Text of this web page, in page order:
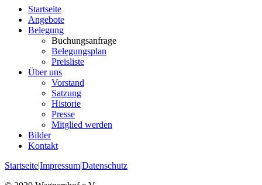
Startseite
Angebote
Belegung
Buchungsanfrage
Belegungsplan
Preisliste
Über uns
Vorstand
Satzung
Historie
Presse
Mitglied werden
Bilder
Kontakt
Startseite|Impressum|Datenschutz